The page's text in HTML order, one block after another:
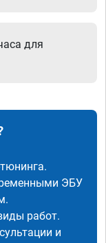
для
ЭБУ
работ.
и